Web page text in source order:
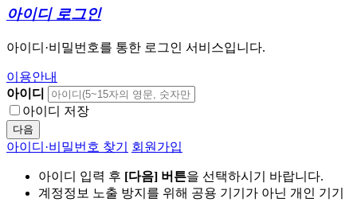
아이디 로그인
아이디·비밀번호를 통한 로그인 서비스입니다.
이용안내
아이디
아이디 저장
다음
아이디·비밀번호 찾기 회원가입
아이디 입력 후 [다음] 버튼을 선택하시기 바랍니다.
계정정보 노출 방지를 위해 공용 기기가 아닌 개인 기기